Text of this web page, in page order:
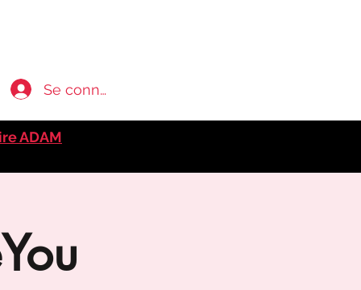
Se connecter
ADAM